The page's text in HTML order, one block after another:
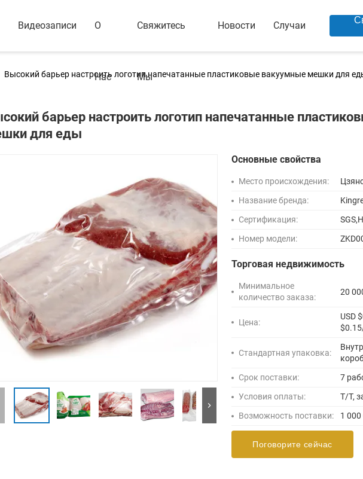
Видеозаписи О
Нас
Свяжитесь
Мы
Новости Случаи
Высокий барьер настроить логотип напечатанные пластиковые вакуумные мешки для
барьер настроить логотип напечатанные
для еды
Основные свойства
Место происхождения:
Название бренда:
Сертификация:
Номер модели:
Торговая недвижимость
Минимальное
количество заказа:
20
Цена:
USD
Стандартная упаковка:
Срок поставки:
7
Условия оплаты:
T/T,
Возможность поставки:
1 000
Поговорите сейчас